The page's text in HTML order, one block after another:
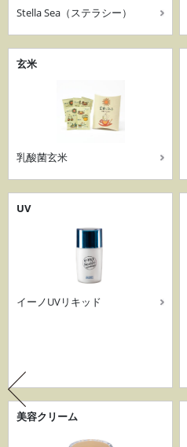
Stella Sea（ステラシー）
玄米
乳酸菌玄米
UV
イーノUVリキッド
美容クリーム